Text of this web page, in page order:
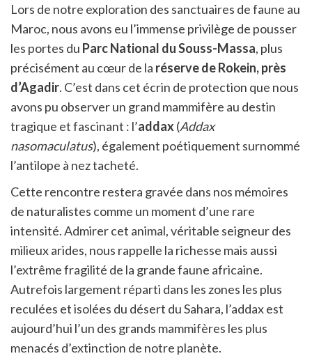
Lors de notre exploration des sanctuaires de faune au
Maroc, nous avons eu l’immense privilège de pousser
les portes du Parc National du Souss-Massa, plus
précisément au cœur de la réserve de Rokein, près
d’Agadir. C’est dans cet écrin de protection que nous
avons pu observer un grand mammifère au destin
tragique et fascinant : l’addax (Addax
nasomaculatus), également poétiquement surnommé
l’antilope à nez tacheté.
Cette rencontre restera gravée dans nos mémoires
de naturalistes comme un moment d’une rare
intensité. Admirer cet animal, véritable seigneur des
milieux arides, nous rappelle la richesse mais aussi
l’extrême fragilité de la grande faune africaine.
Autrefois largement réparti dans les zones les plus
reculées et isolées du désert du Sahara, l’addax est
aujourd’hui l’un des grands mammifères les plus
menacés d’extinction de notre planète.